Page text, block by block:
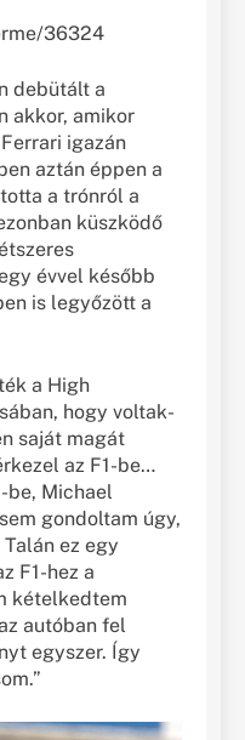
36324
debütált a
akkor, amikor
igazán
aztán éppen a
a trónról a
küszködő
évvel később
is legyőzött a
a High
hogy voltak-
saját magát
az F1-be…
be, Michael
gondoltam úgy,
ez egy
F1-hez a
kételkedtem
autóban fel
egyszer. Így